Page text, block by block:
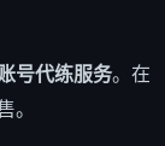
号代练服务。在